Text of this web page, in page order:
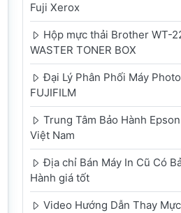
Fuji Xerox
Hộp mực thải Brother WT-
WASTER TONER BOX
Đại Lý Phân Phối Máy
FUJIFILM
Trung Tâm Bảo Hành
Việt Nam
Địa chỉ Bán Máy In Cũ Có
Hành giá tốt
Video Hướng Dẫn Thay